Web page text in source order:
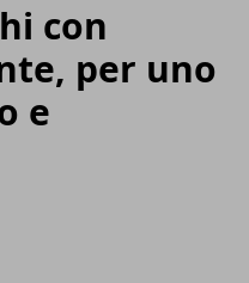
con
per uno
e